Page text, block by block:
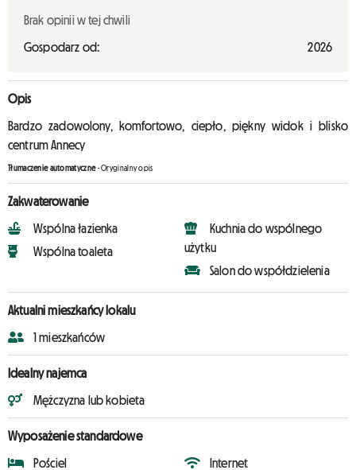
Brak opinii w tej chwili
Gospodarz od: 2026
Opis
Bardzo zadowolony, komfortowo, ciepło, piękny widok i blisko
centrum Annecy
Tłumaczenie automatyczne-Oryginalny opis
Zakwaterowanie
Wspólna łazienka
Wspólna toaleta
Kuchnia do wspólnego
użytku
Salon do współdzielenia
Aktualni mieszkańcy lokalu
1 mieszkańców
Idealny najemca
Mężczyzna lub kobieta
Wyposażenie standardowe
Pościel Internet